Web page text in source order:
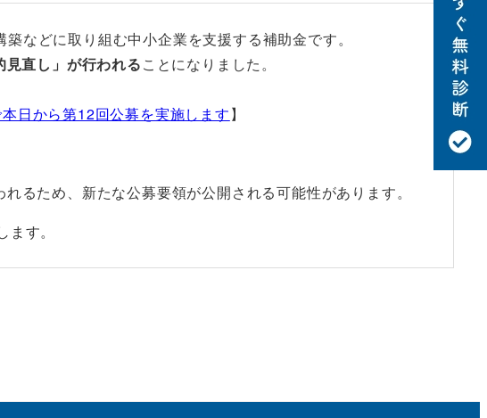
などに取り組む中小企業を支援する補助金です。
直し」が行われることになりました。
日から第12回公募を実施します】
るため、新たな公募要領が公開される可能性があります。
ます。